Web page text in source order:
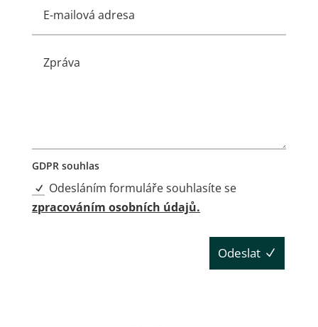
GDPR souhlas
Odesláním formuláře souhlasíte se
zpracováním osobních údajů.
Odeslat